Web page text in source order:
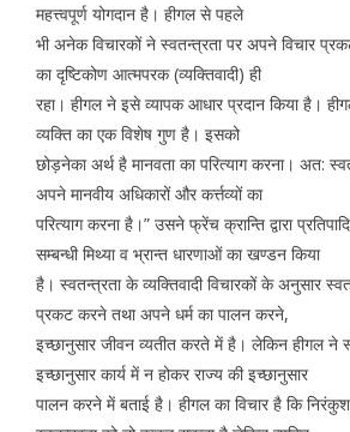
महत्त्वपूर्ण योगदान है। हीगल से पहले
भी अनेक विचारकों ने स्वतन्त्रता पर अपने विचार
का दृष्टिकोण आत्मपरक (व्यक्तिवादी) ही
रहा। हीगल ने इसे व्यापक आधार प्रदान किया है।
व्यक्ति का एक विशेष गुण है। इसको
छोड़नेका अर्थ है मानवता का परित्याग करना। अत:
अपने मानवीय अधिकारों और कर्त्तव्यों का
परित्याग करना है।” उसने फ्रेंच क्रान्ति द्वारा
सम्बन्धी मिथ्या व भ्रान्त धारणाओं का खण्डन किया
है। स्वतन्त्रता के व्यक्तिवादी विचारकों के अनुसार
प्रकट करने तथा अपने धर्म का पालन करने,
इच्छानुसार जीवन व्यतीत करते में है। लेकिन हीगल ने
इच्छानुसार कार्य में न होकर राज्य की इच्छानुसार
पालन करने में बताई है। हीगल का विचार है कि